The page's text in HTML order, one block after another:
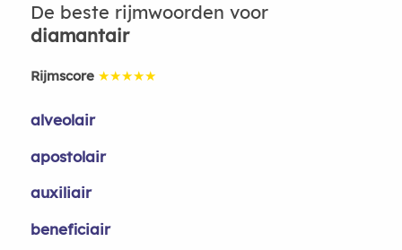
De beste rijmwoorden voor
diamantair
Rijmscore ★★★★★
alveolair
apostolair
auxiliair
beneficiair